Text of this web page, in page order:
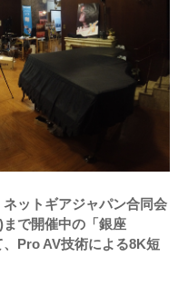
ットギアジャパン合同会
で開催中の「銀座
Pro AV技術による8K短